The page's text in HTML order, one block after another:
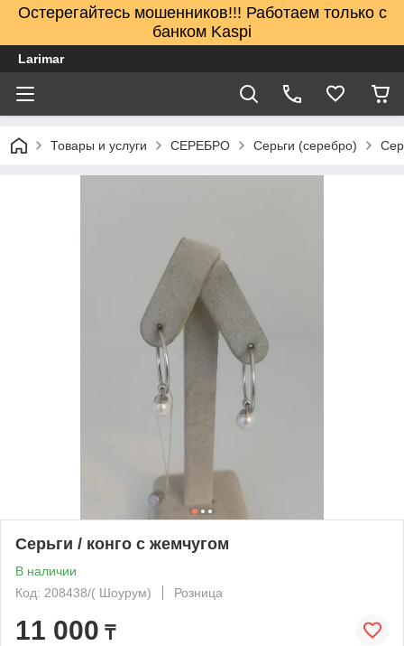
Остерегайтесь мошенников!!! Работаем только с
банком Kaspi
Larimar
Товары и услуги СЕРЕБРО Серьги (серебро)
Серьги / конго с жемчугом
В наличии
Код: 208438/( Шоурум)
Розница
11 000 ₸